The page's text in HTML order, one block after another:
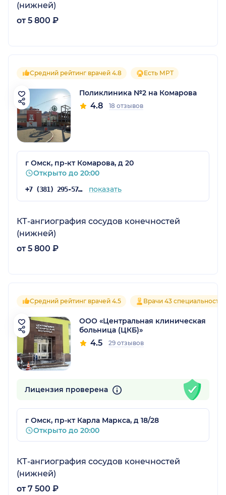
(нижней)
от 5 800 ₽
Средний рейтинг врачей 4.8 Есть МРТ
Поликлиника №2 на Комарова
4.8 18 отзывов
г Омск, пр-кт Комарова, д 20
Открыто до 20:00
+7 (381) 295-57-12 показать
КТ-ангиография сосудов конечностей
(нижней)
от 5 800 ₽
Средний рейтинг врачей 4.5 Врачи 43
ООО «Центральная клиническая
больница (ЦКБ)»
4.5 29 отзывов
Лицензия проверена
г Омск, пр-кт Карла Маркса, д 18/28
Открыто до 20:00
КТ-ангиография сосудов конечностей
(нижней)
от 7 500 ₽